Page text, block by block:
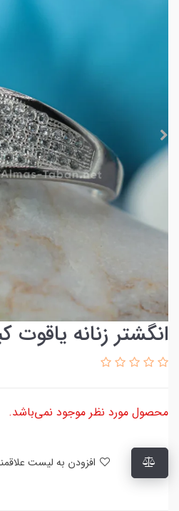
انگشتر زنانه یاقوت
محصول مورد نظر موجود نمی‌باشد.